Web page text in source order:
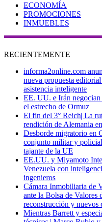
ECONOMÍA
PROMOCIONES
INMUEBLES
RECIENTEMENTE
informa2online.com
nueva propuesta
asistencia inteligente
EE. UU. e Irán negocian
el estrecho de Ormuz
El fin del 3° Reich| La
rendición de Alemania
Desborde migratorio en
conjunto militar y
tajante de la UE
EE.UU. y Miyamoto
Venezuela con
ingenieros
Cámara Inmobiliaria de
ante la Bolsa de Valores
reconstrucción y nuevos
Mientras Barrett y